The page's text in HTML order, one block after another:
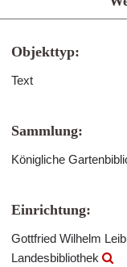
Objekttyp:
Text
Sammlung:
Königliche
Einrichtung:
Gottfried Wilhelm
Landesbibliothek